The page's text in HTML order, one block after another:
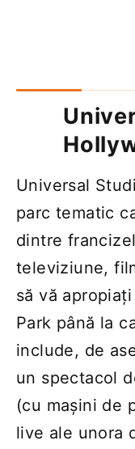
Universal
parc tematic
dintre
televiziune,
să vă
Park până la
include, de
un spectacol
(cu mașini de
live ale unora